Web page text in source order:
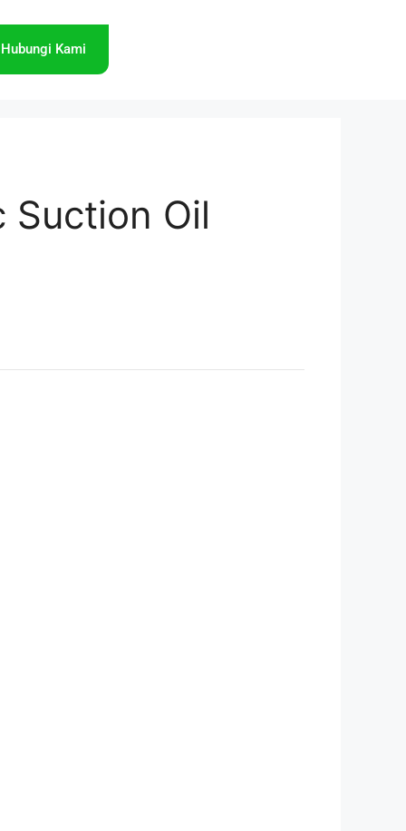
Hubungi Kami
Suction Oil